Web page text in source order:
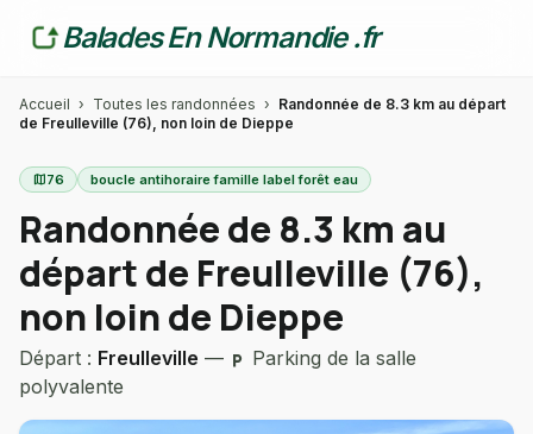
Balades En Normandie .fr
Accueil › Toutes les randonnées › Randonnée de 8.3 km au départ
de Freulleville (76), non loin de Dieppe
map76 boucle antihoraire famille label forêt eau
Randonnée de 8.3 km au
départ de Freulleville (76),
non loin de Dieppe
Départ : Freulleville — local_parking
Parking de la salle
polyvalente